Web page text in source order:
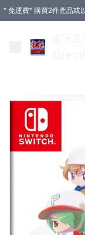
* 免運費* 購買2件產品或